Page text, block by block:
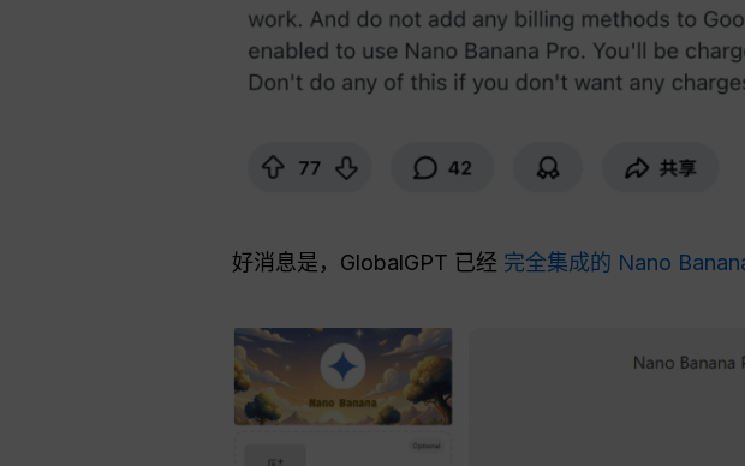
好消息是，GlobalGPT 已经 完全集成的 Nano